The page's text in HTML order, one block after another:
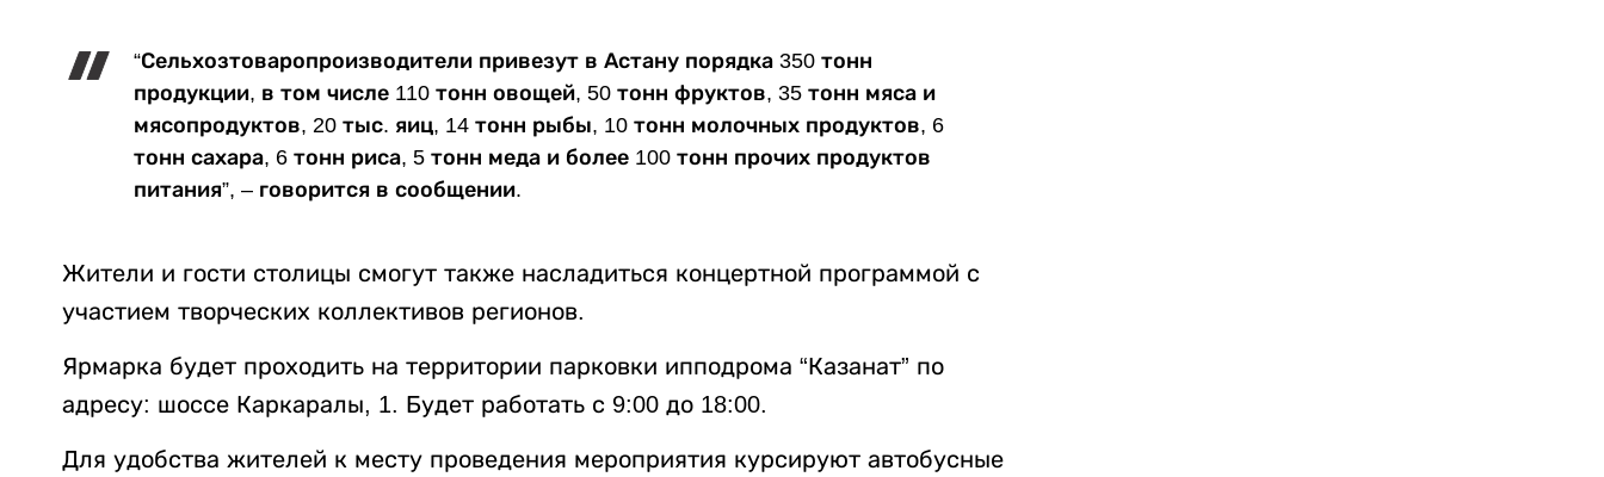
“Сельхозтоваропроизводители привезут в Астану порядка 350 тонн
продукции, в том числе 110 тонн овощей, 50 тонн фруктов, 35 тонн мяса и
мясопродуктов, 20 тыс. яиц, 14 тонн рыбы, 10 тонн молочных продуктов, 6
тонн сахара, 6 тонн риса, 5 тонн меда и более 100 тонн прочих продуктов
питания”, – говорится в сообщении.
Жители и гости столицы смогут также насладиться концертной программой с
участием творческих коллективов регионов.
Ярмарка будет проходить на территории парковки ипподрома “Казанат” по
адресу: шоссе Каркаралы, 1. Будет работать с 9:00 до 18:00.
Для удобства жителей к месту проведения мероприятия курсируют автобусные